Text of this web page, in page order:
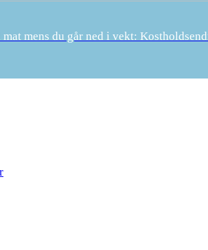
mens du går ned i vekt: